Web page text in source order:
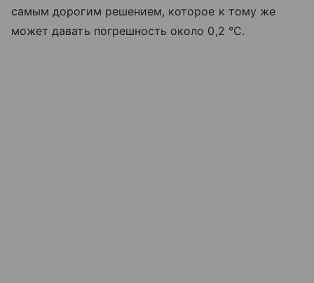
самым дорогим решением, которое к тому же
может давать погрешность около 0,2 °С.